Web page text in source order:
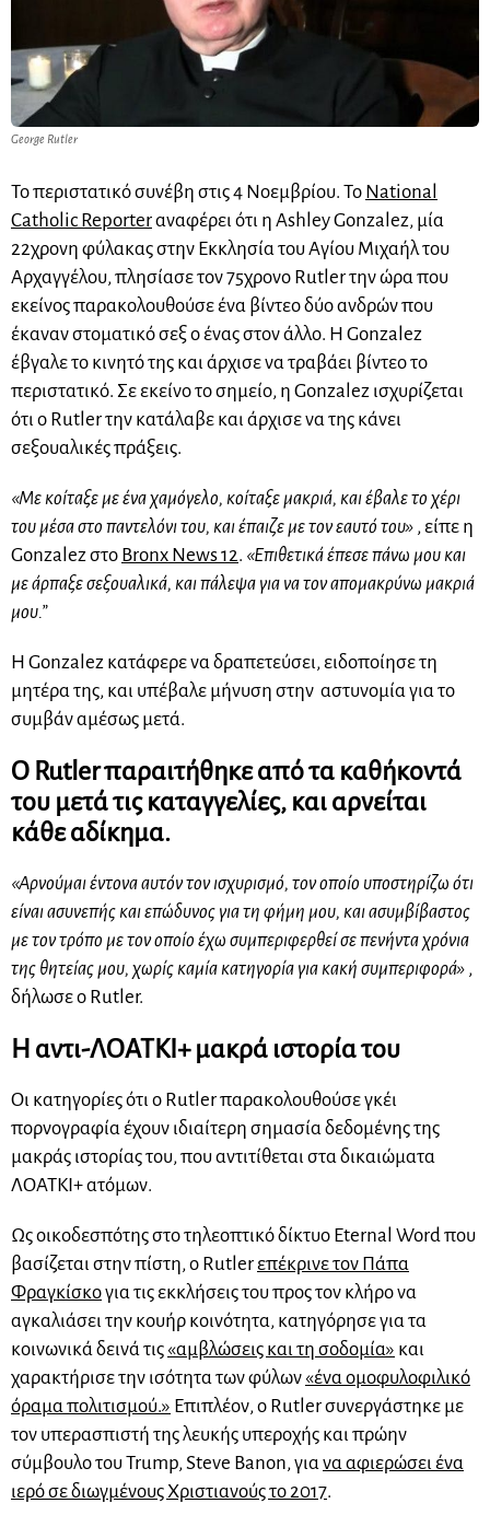
George Rutler
Το περιστατικό συνέβη στις 4 Νοεμβρίου. Το National
Catholic Reporterαναφέρει ότι η Ashley Gonzalez, μία
22χρονη φύλακας στην Εκκλησία του Αγίου Μιχαήλ του
Αρχαγγέλου, πλησίασε τον 75χρονο Rutler την ώρα που
εκείνος παρακολουθούσε ένα βίντεο δύο ανδρών που
έκαναν στοματικό σεξ ο ένας στον άλλο. Η Gonzalez
έβγαλε το κινητό της και άρχισε να τραβάει βίντεο το
περιστατικό. Σε εκείνο το σημείο, η Gonzalez ισχυρίζεται
ότι ο Rutler την κατάλαβε και άρχισε να της κάνει
σεξουαλικές πράξεις.
«Με κοίταξε με ένα χαμόγελο, κοίταξε μακριά, και έβαλε το χέρι
του μέσα στο παντελόνι του, και έπαιζε με τον εαυτό του» , είπε η
Gonzalez στο Bronx News 12. «Επιθετικά έπεσε πάνω μου και
με άρπαξε σεξουαλικά, και πάλεψα για να τον απομακρύνω μακριά
μου.”
Η Gonzalez κατάφερε να δραπετεύσει, ειδοποίησε τη
μητέρα της, και υπέβαλε μήνυση στην αστυνομία για το
συμβάν αμέσως μετά.
Ο Rutler παραιτήθηκε από τα καθήκοντά
του μετά τις καταγγελίες, και αρνείται
κάθε αδίκημα.
«Αρνούμαι έντονα αυτόν τον ισχυρισμό, τον οποίο υποστηρίζω ότι
είναι ασυνεπής και επώδυνος για τη φήμη μου, και ασυμβίβαστος
με τον τρόπο με τον οποίο έχω συμπεριφερθεί σε πενήντα χρόνια
της θητείας μου, χωρίς καμία κατηγορία για κακή συμπεριφορά» ,
δήλωσε ο Rutler.
Η αντι-ΛΟΑΤΚΙ+ μακρά ιστορία του
Οι κατηγορίες ότι ο Rutler παρακολουθούσε γκέι
πορνογραφία έχουν ιδιαίτερη σημασία δεδομένης της
μακράς ιστορίας του, που αντιτίθεται στα δικαιώματα
ΛΟΑΤΚΙ+ ατόμων.
Ως οικοδεσπότης στο τηλεοπτικό δίκτυο Eternal Word που
βασίζεται στην πίστη, ο Rutlerεπέκρινε τον Πάπα
Φραγκίσκογια τις εκκλήσεις του προς τον κλήρο να
αγκαλιάσει την κουήρ κοινότητα, κατηγόρησε για τα
κοινωνικά δεινά τις «αμβλώσεις και τη σοδομία» και
χαρακτήρισε την ισότητα των φύλων «ένα ομοφυλοφιλικό
όραμα πολιτισμού.» Επιπλέον, ο Rutler συνεργάστηκε με
τον υπερασπιστή της λευκής υπεροχής και πρώην
σύμβουλο του Trump, Steve Banon, για να αφιερώσει ένα
ιερό σε διωγμένους Χριστιανούς το 2017.